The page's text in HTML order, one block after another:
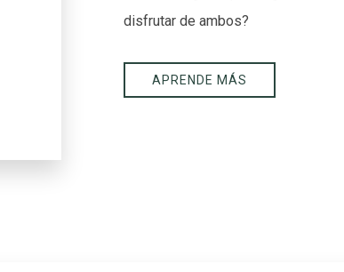
disfrutar de ambos?
APRENDE MÁS